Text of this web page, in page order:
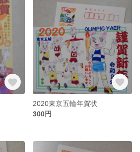
2020東京五輪年賀状
300円